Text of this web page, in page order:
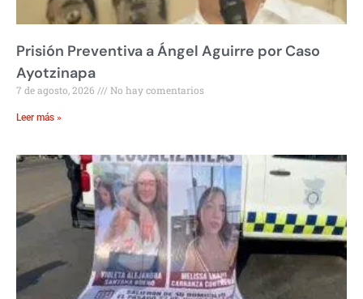
Prisión Preventiva a Ángel Aguirre por Caso
Ayotzinapa
7 de agosto, 2026 No hay comentarios
Leer más »